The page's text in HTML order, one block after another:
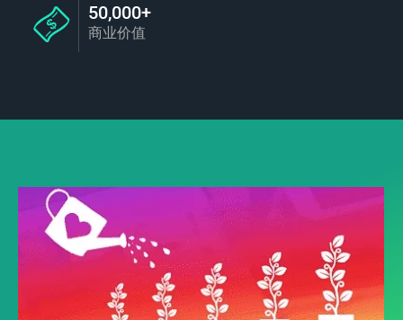
50,000+
商业价值